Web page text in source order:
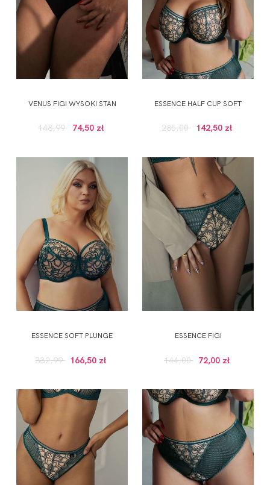
VENUS FIGI WYSOKI STAN
148,99 74,50 zł
ESSENCE HALF CUP SOFT
285,00 142,50 zł
ESSENCE SOFT PLUNGE
332,99 166,50 zł
ESSENCE FIGI
144,00 72,00 zł